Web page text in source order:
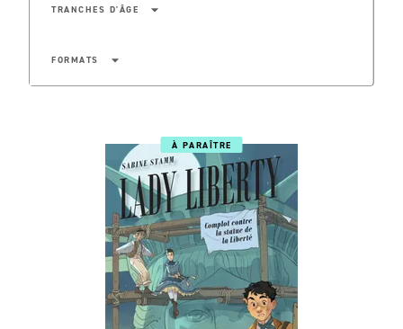
TRANCHES D'ÂGE arrow_drop_down
FORMATS arrow_drop_down
À PARAÎTRE